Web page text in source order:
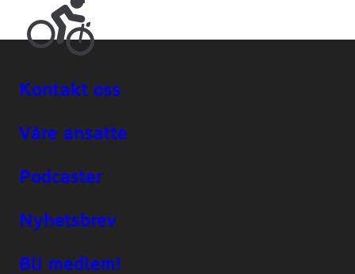
Kontakt oss
Våre ansatte
Podcaster
Nyhetsbrev
Bli medlem!